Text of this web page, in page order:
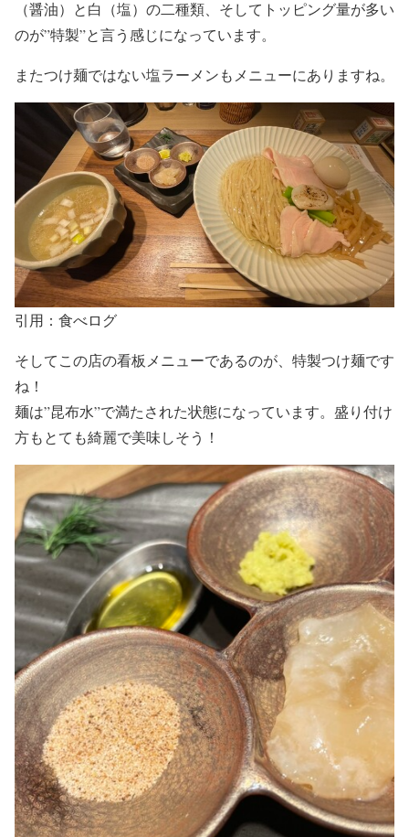
（醤油）と白（塩）の二種類 、そしてトッピング量が多い
のが”特製”と言う感じになっています。
またつけ麺ではない塩ラーメンもメニューにありますね。
引用：食べログ
そしてこの店の看板メニューであるのが、 特製つけ麺です
ね！
麺は”昆布水”で満たされた状態になっています。盛り付け
方もとても綺麗で美味しそう！